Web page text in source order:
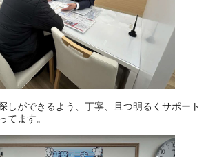
しができるよう、丁寧、且つ明るくサポート
てます。